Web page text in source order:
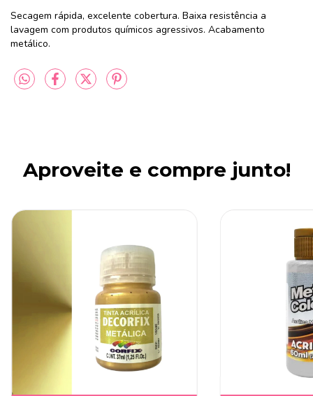
Secagem rápida, excelente cobertura. Baixa resistência a
lavagem com produtos químicos agressivos. Acabamento
metálico.
Aproveite e compre junto!